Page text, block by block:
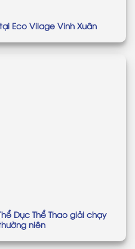
Eco Vilage Vinh Xuân
Dục Thể Thao giải chạy
niên